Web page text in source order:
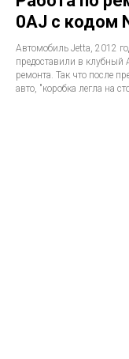
0AJ с кодом
Автомобиль Jetta, 2012
предоставили в клубный
ремонта. Так что после
авто, "коробка легла на